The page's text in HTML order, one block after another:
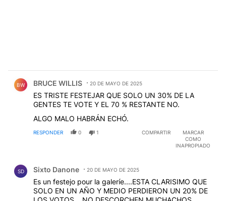
BW BRUCE WILLIS 20 DE MAYO DE 2025
ES TRISTE FESTEJAR QUE SOLO UN 30% DE LA
GENTES TE VOTE Y EL 70 % RESTANTE NO.
ALGO MALO HABRÁN ECHÓ.
RESPONDER 0 1 COMPARTIR
MARCAR
COMO
INAPROPIADO
SD Sixto Danone 20 DE MAYO DE 2025
Es un festejo pour la galeríe....ESTA CLARISIMO QUE
SOLO EN UN AÑO Y MEDIO PERDIERON UN 20% DE